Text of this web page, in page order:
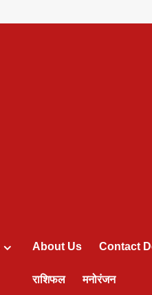
About Us Contact
राशिफल मनोरंजन